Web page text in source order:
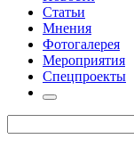
Статьи
Мнения
Фотогалерея
Мероприятия
Спецпроекты